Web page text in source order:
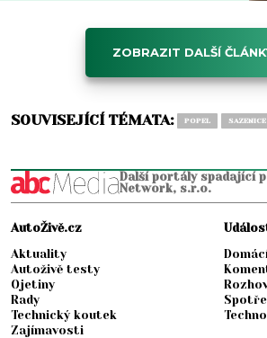
ZOBRAZIT DALŠÍ
SOUVISEJÍCÍ TÉMATA: POPEL SAZENICE
Další portály spadající
Network, s.r.o.
AutoŽivě.cz
Aktuality
Autoživě testy
Ojetiny
Rady
Technický koutek
Zajímavosti